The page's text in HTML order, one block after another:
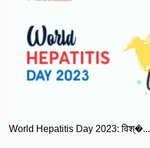
World Hepatitis Day 2023: विश्�...